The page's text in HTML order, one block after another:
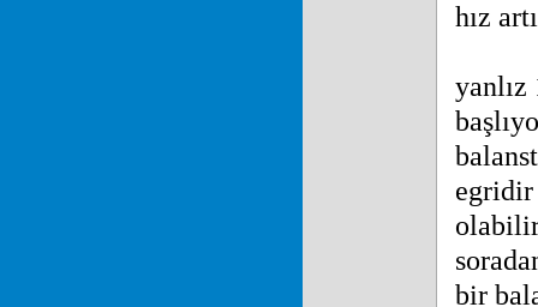
hız
yanlız
bir